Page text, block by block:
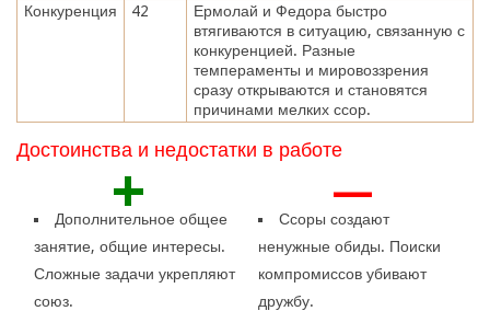
Конкуренция
42
Ермолай и Федора быстро
втягиваются в ситуацию, связанную с
конкуренцией. Разные
темпераменты и мировоззрения
сразу открываются и становятся
причинами мелких ссор.
Достоинства и недостатки в работе
+
Дополнительное общее
занятие, общие интересы.
Сложные задачи укрепляют
союз.
—
Ссоры создают
ненужные обиды. Поиски
компромиссов убивают
дружбу.